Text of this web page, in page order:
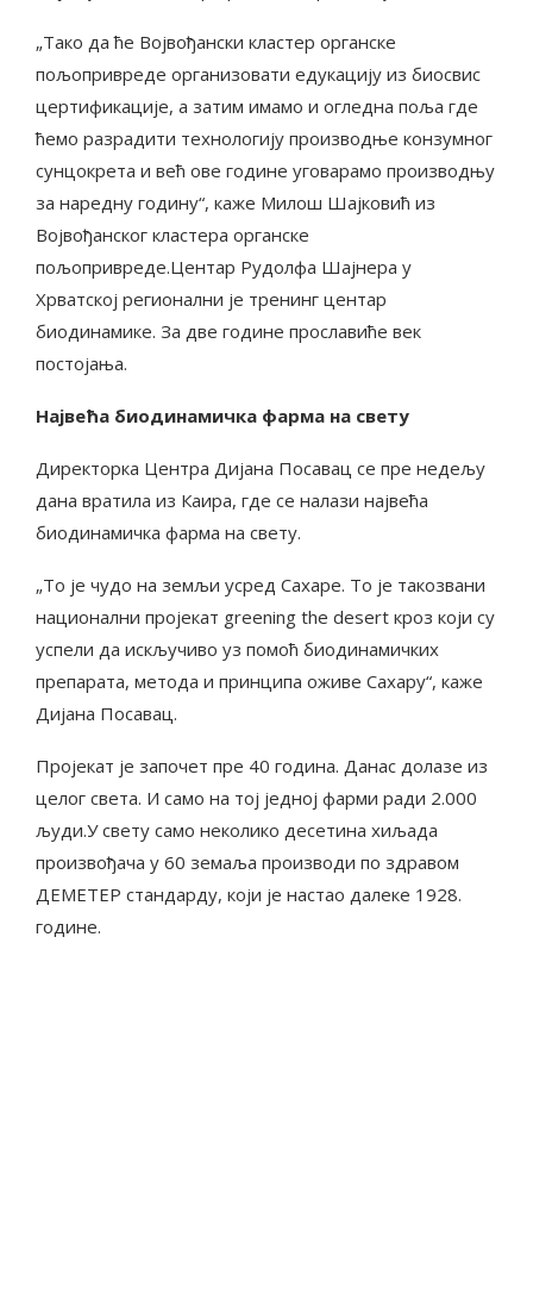
„Тако да ће Војвођански кластер органске
пољопривреде организовати едукацију из биосвис
цертификације, а затим имамо и огледна поља где
ћемо разрадити технологију производње конзумног
сунцокрета и већ ове године уговарамо производњу
за наредну годину“, каже Милош Шајковић из
Војвођанског кластера органске
пољопривреде.Центар Рудолфа Шајнера у
Хрватској регионални је тренинг центар
биодинамике. За две године прославиће век
постојања.
Највећа биодинамичка фарма на свету
Директорка Центра Дијана Посавац се пре недељу
дана вратила из Каира, где се налази највећа
биодинамичка фарма на свету.
„То је чудо на земљи усред Сахаре. То је такозвани
национални пројекат greening the desert кроз који су
успели да искључиво уз помоћ биодинамичких
препарата, метода и принципа оживе Сахару“, каже
Дијана Посавац.
Пројекат је започет пре 40 година. Данас долазе из
целог света. И само на тој једној фарми ради 2.000
људи.У свету само неколико десетина хиљада
произвођача у 60 земаља производи по здравом
ДЕМЕТЕР стандарду, који је настао далеке 1928.
године.